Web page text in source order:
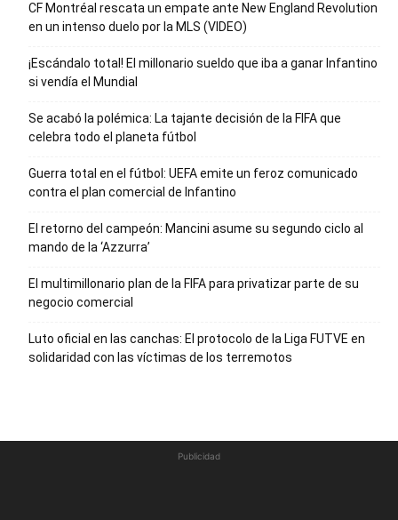
CF Montréal rescata un empate ante New England Revolution
en un intenso duelo por la MLS (VIDEO)
¡Escándalo total! El millonario sueldo que iba a ganar Infantino
si vendía el Mundial
Se acabó la polémica: La tajante decisión de la FIFA que
celebra todo el planeta fútbol
Guerra total en el fútbol: UEFA emite un feroz comunicado
contra el plan comercial de Infantino
El retorno del campeón: Mancini asume su segundo ciclo al
mando de la ‘Azzurra’
El multimillonario plan de la FIFA para privatizar parte de su
negocio comercial
Luto oficial en las canchas: El protocolo de la Liga FUTVE en
solidaridad con las víctimas de los terremotos
Publicidad